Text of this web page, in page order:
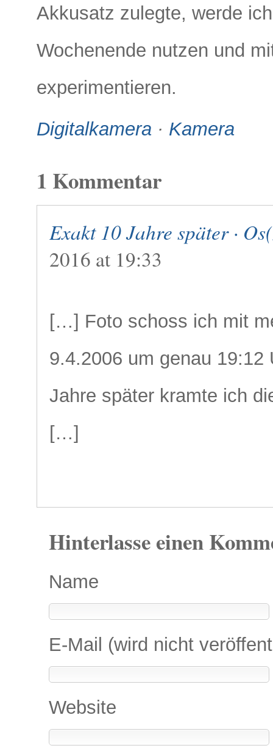
Akkusatz zulegte, werde
Wochenende nutzen und
experimentieren.
Digitalkamera · Kamera
1 Kommentar
Exakt 10 Jahre später ·
2016 at 19:33
[…] Foto schoss ich mit
9.4.2006 um genau 19:12
Jahre später kramte ich
[…]
Hinterlasse einen
Name
E-Mail (wird nicht
Website